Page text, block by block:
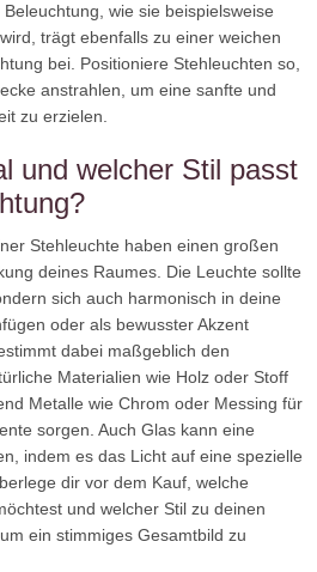
wie sie beispielsweise
trägt ebenfalls zu einer weichen
bei. Positioniere Stehleuchten so,
anstrahlen, um eine sanfte und
zu erzielen.
und welcher Stil passt
Stehleuchte haben einen großen
deines Raumes. Die Leuchte sollte
sich auch harmonisch in deine
oder als bewusster Akzent
dabei maßgeblich den
Materialien wie Holz oder Stoff
Metalle wie Chrom oder Messing für
sorgen. Auch Glas kann eine
indem es das Licht auf eine spezielle
dir vor dem Kauf, welche
und welcher Stil zu deinen
ein stimmiges Gesamtbild zu